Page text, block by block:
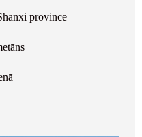
province